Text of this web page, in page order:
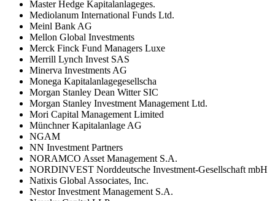
Master Hedge Kapitalanlageges.
Mediolanum International Funds Ltd.
Meinl Bank AG
Mellon Global Investments
Merck Finck Fund Managers Luxe
Merrill Lynch Invest SAS
Minerva Investments AG
Monega Kapitalanlagegesellscha
Morgan Stanley Dean Witter SIC
Morgan Stanley Investment Management Ltd.
Mori Capital Management Limited
Münchner Kapitalanlage AG
NGAM
NN Investment Partners
NORAMCO Asset Management S.A.
NORDINVEST Norddeutsche Investment-Gesellschaft mbH
Natixis Global Associates, Inc.
Nestor Investment Management S.A.